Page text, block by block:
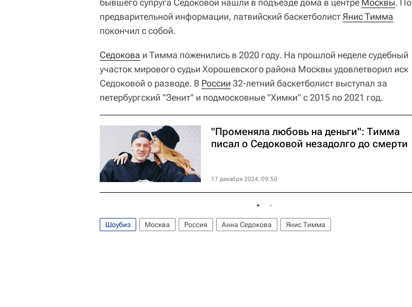
предварительной информации, латвийский баскетболист Янис Тимма
покончил с собой.
Седокова и Тимма поженились в 2020 году. На прошлой неделе судебный
участок мирового судьи Хорошевского района Москвы удовлетворил иск
Седоковой о разводе. В России 32-летний баскетболист выступал за
петербургский "Зенит" и подмосковные "Химки" с 2015 по 2021 год.
"Променяла любовь на деньги": Тимма
писал о Седоковой незадолго до смерти
17 декабря 2024, 09:50
Шоубиз Москва Россия Анна Седокова Янис Тимма